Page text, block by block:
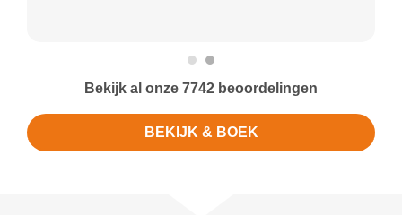
Bekijk al onze 7742 beoordelingen
BEKIJK & BOEK